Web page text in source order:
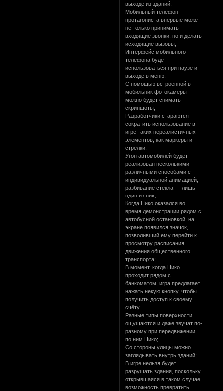
выходе из зданий;
Мобильный телефон
протагониста впервые может
не только принимать
входящие звонки, но и делать
исходящие вызовы;
Интерфейс мобильного
телефона будет
использоваться при паузе и
выходе в меню;
С помощью встроенной в
мобильник фотокамеры
можно будет снимать
скриншоты;
Разработчики стараются
сократить использование в
игре таких нереалистичных
элементов, как маркеры и
стрелки;
Угон автомобилей будет
реализован несколькими
различными способами с
индивидуальной анимацией,
разбивание стекла — лишь
один из них;
Когда Нико оказался во
время демонстрации рядом с
автобусной остановкой, на
экране появился значок,
позволивший ему перейти к
просмотру расписания
движения общественного
транспорта;
В момент, когда Нико
проходит рядом с
банкоматом, игра предлагает
нажать некую кнопку, чтобы
получить доступ к своему
счёту.
Разные типы поверхности
ощущаются и даже звучат по-
разному при передвижении
по ним Нико;
Со стороны улицы можно
заглядывать внутрь зданий;
В игре нельзя будет
разрушать здания, поскольку
открывшаяся в таком случае
возможность превратить